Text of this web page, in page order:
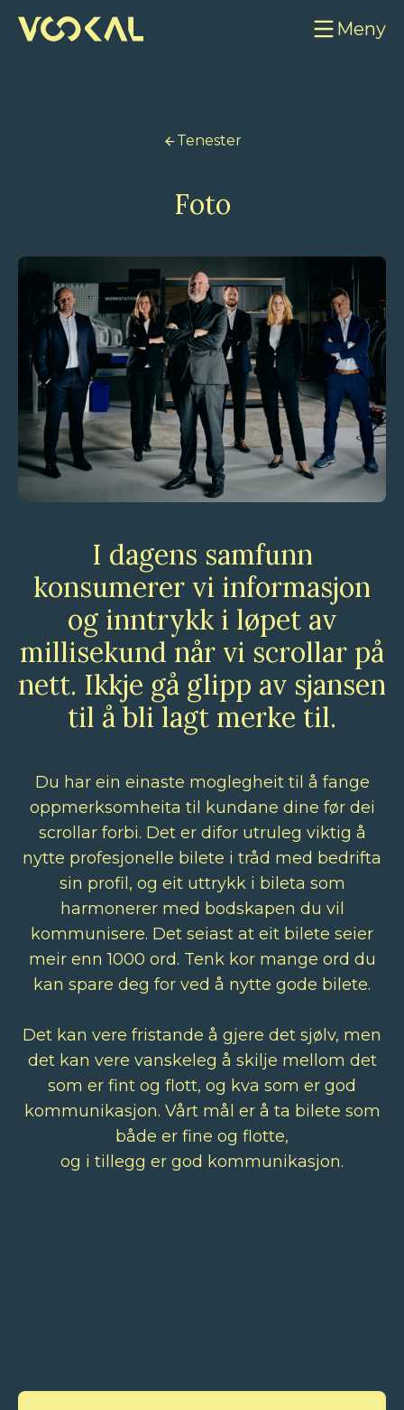
Meny
Tenester
Foto
I dagens samfunn
konsumerer vi informasjon
og inntrykk i løpet av
millisekund når vi scrollar på
nett. Ikkje gå glipp av sjansen
til å bli lagt merke til.
Du har ein einaste moglegheit til å fange
oppmerksomheita til kundane dine før dei
scrollar forbi. Det er difor utruleg viktig å
nytte profesjonelle bilete i tråd med bedrifta
sin profil, og eit uttrykk i bileta som
harmonerer med bodskapen du vil
kommunisere. Det seiast at eit bilete seier
meir enn 1000 ord. Tenk kor mange ord du
kan spare deg for ved å nytte gode bilete.
Det kan vere fristande å gjere det sjølv, men
det kan vere vanskeleg å skilje mellom det
som er fint og flott, og kva som er god
kommunikasjon. Vårt mål er å ta bilete som
både er fine og flotte,
og i tillegg er god kommunikasjon.